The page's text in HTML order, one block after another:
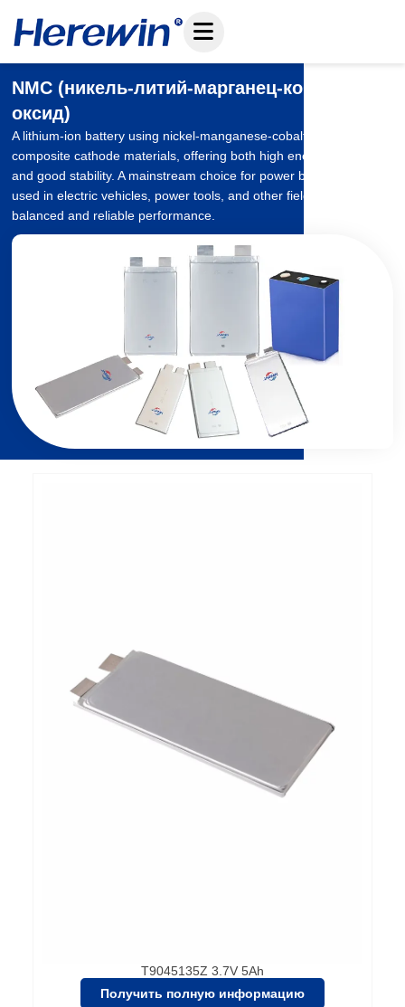
содержанию
NMC (никель-литий-марганец-кобальт-
оксид)
A lithium-ion battery using nickel-manganese-cobalt ternary
composite cathode materials, offering both high energy density
and good stability. A mainstream choice for power batteries, widely
used in electric vehicles, power tools, and other fields, providing
balanced and reliable performance.
T9045135Z 3.7V 5Ah
Получить полную информацию